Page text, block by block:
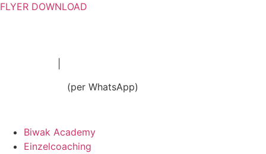
FLYER DOWNLOAD
(per WhatsApp)
Biwak Academy
Einzelcoaching